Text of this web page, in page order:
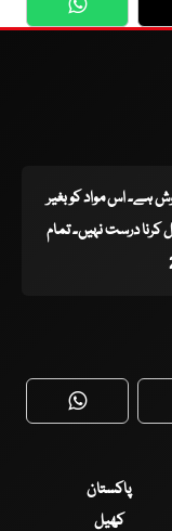
WhatsApp
ہے۔ اس مواد کو بغیر
درست نہیں۔ تمام
WhatsApp
پاکستان
کھیل